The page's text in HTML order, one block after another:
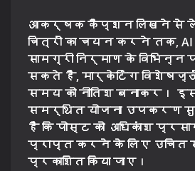
आकर्षक कैप्शन लिखने से
चित्रों का चयन करने तक,
सामग्री निर्माण के
सकते हैं, मार्केटिंग
समय को नीतिश बनाकर।
समर्थित योजना उपकरण
हैं कि पोस्ट को अधिकांश
प्राप्त करने के लिए
प्रकाशित किया जाए।